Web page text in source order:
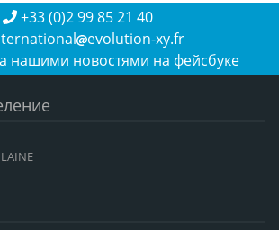
+33 (0)2 99 85 21 40
evolution-xy.fr
нашими новостями на фейсбуке